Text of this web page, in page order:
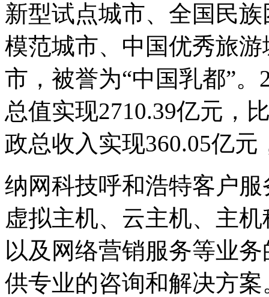
新型试点城市、全国民
模范城市、中国优秀旅
市，被誉为“中国乳都”
总值实现2710.39亿元，
政总收入实现360.05亿元
纳网科技呼和浩特客户
虚拟主机、云主机、主
以及网络营销服务等业
供专业的咨询和解决方